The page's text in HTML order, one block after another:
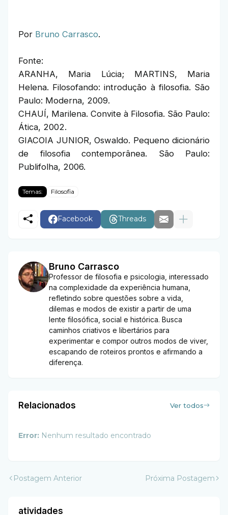
Por Bruno Carrasco.
Fonte:
ARANHA, Maria Lúcia; MARTINS, Maria
Helena. Filosofando: introdução à filosofia. São
Paulo: Moderna, 2009.
CHAUÍ, Marilena. Convite à Filosofia. São Paulo:
Ática, 2002.
GIACOIA JUNIOR, Oswaldo. Pequeno dicionário
de filosofia contemporânea. São Paulo:
Publifolha, 2006.
Temas: Filosofia
Facebook Threads
Bruno Carrasco
Professor de filosofia e psicologia, interessado
na complexidade da experiência humana,
refletindo sobre questões sobre a vida,
dilemas e modos de existir a partir de uma
lente filosófica, social e histórica. Busca
caminhos criativos e libertários para
experimentar e compor outros modos de viver,
escapando de roteiros prontos e afirmando a
diferença.
Relacionados Ver todos
Error: Nenhum resultado encontrado
Postagem Anterior Próxima Postagem
atividades